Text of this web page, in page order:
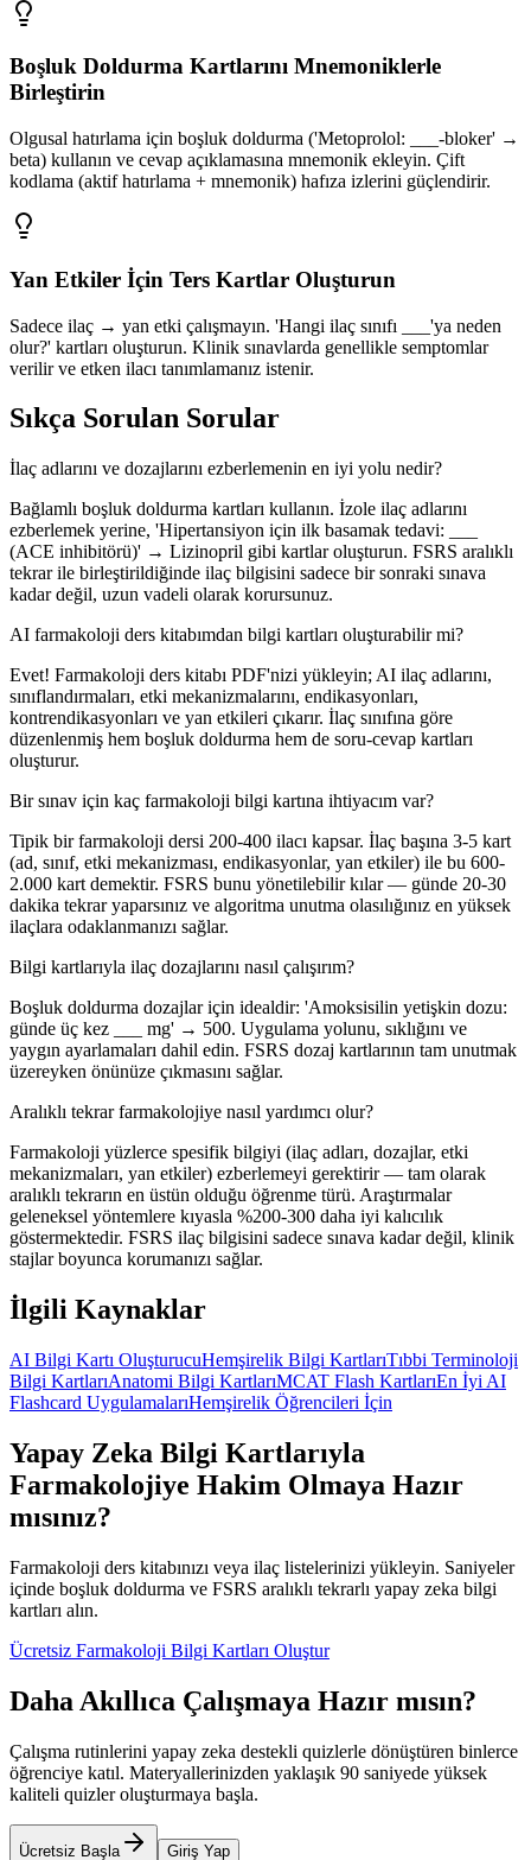
Boşluk Doldurma Kartlarını Mnemoniklerle
Birleştirin
Olgusal hatırlama için boşluk doldurma ('Metoprolol: ___-bloker' →
beta) kullanın ve cevap açıklamasına mnemonik ekleyin. Çift
kodlama (aktif hatırlama + mnemonik) hafıza izlerini güçlendirir.
Yan Etkiler İçin Ters Kartlar Oluşturun
Sadece ilaç → yan etki çalışmayın. 'Hangi ilaç sınıfı ___'ya neden
olur?' kartları oluşturun. Klinik sınavlarda genellikle semptomlar
verilir ve etken ilacı tanımlamanız istenir.
Sıkça Sorulan Sorular
İlaç adlarını ve dozajlarını ezberlemenin en iyi yolu nedir?
Bağlamlı boşluk doldurma kartları kullanın. İzole ilaç adlarını
ezberlemek yerine, 'Hipertansiyon için ilk basamak tedavi: ___
(ACE inhibitörü)' → Lizinopril gibi kartlar oluşturun. FSRS aralıklı
tekrar ile birleştirildiğinde ilaç bilgisini sadece bir sonraki sınava
kadar değil, uzun vadeli olarak korursunuz.
AI farmakoloji ders kitabımdan bilgi kartları oluşturabilir mi?
Evet! Farmakoloji ders kitabı PDF'nizi yükleyin; AI ilaç adlarını,
sınıflandırmaları, etki mekanizmalarını, endikasyonları,
kontrendikasyonları ve yan etkileri çıkarır. İlaç sınıfına göre
düzenlenmiş hem boşluk doldurma hem de soru-cevap kartları
oluşturur.
Bir sınav için kaç farmakoloji bilgi kartına ihtiyacım var?
Tipik bir farmakoloji dersi 200-400 ilacı kapsar. İlaç başına 3-5 kart
(ad, sınıf, etki mekanizması, endikasyonlar, yan etkiler) ile bu 600-
2.000 kart demektir. FSRS bunu yönetilebilir kılar — günde 20-30
dakika tekrar yaparsınız ve algoritma unutma olasılığınız en yüksek
ilaçlara odaklanmanızı sağlar.
Bilgi kartlarıyla ilaç dozajlarını nasıl çalışırım?
Boşluk doldurma dozajlar için idealdir: 'Amoksisilin yetişkin dozu:
günde üç kez ___ mg' → 500. Uygulama yolunu, sıklığını ve
yaygın ayarlamaları dahil edin. FSRS dozaj kartlarının tam unutmak
üzereyken önünüze çıkmasını sağlar.
Aralıklı tekrar farmakolojiye nasıl yardımcı olur?
Farmakoloji yüzlerce spesifik bilgiyi (ilaç adları, dozajlar, etki
mekanizmaları, yan etkiler) ezberlemeyi gerektirir — tam olarak
aralıklı tekrarın en üstün olduğu öğrenme türü. Araştırmalar
geleneksel yöntemlere kıyasla %200-300 daha iyi kalıcılık
göstermektedir. FSRS ilaç bilgisini sadece sınava kadar değil, klinik
stajlar boyunca korumanızı sağlar.
İlgili Kaynaklar
AI Bilgi Kartı OluşturucuHemşirelik Bilgi KartlarıTıbbi Terminoloji
Bilgi KartlarıAnatomi Bilgi KartlarıMCAT Flash KartlarıEn İyi AI
Flashcard UygulamalarıHemşirelik Öğrencileri İçin
Yapay Zeka Bilgi Kartlarıyla
Farmakolojiye Hakim Olmaya Hazır
mısınız?
Farmakoloji ders kitabınızı veya ilaç listelerinizi yükleyin. Saniyeler
içinde boşluk doldurma ve FSRS aralıklı tekrarlı yapay zeka bilgi
kartları alın.
Ücretsiz Farmakoloji Bilgi Kartları Oluştur
Daha Akıllıca Çalışmaya Hazır mısın?
Çalışma rutinlerini yapay zeka destekli quizlerle dönüştüren binlerce
öğrenciye katıl. Materyallerinizden yaklaşık 90 saniyede yüksek
kaliteli quizler oluşturmaya başla.
Ücretsiz Başla Giriş Yap